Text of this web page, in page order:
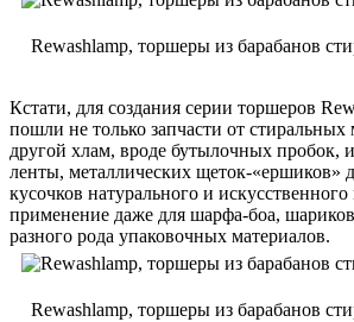
Rewashlamp, торшеры из барабанов
Кстати, для создания серии торшеров
пошли не только запчасти от
другой хлам, вроде бутылочных пробок,
ленты, металлических щеток-«ершиков»
кусочков натурального и
применение даже для шарфа-боа,
разного рода упаковочных материалов.
Rewashlamp, торшеры из барабанов